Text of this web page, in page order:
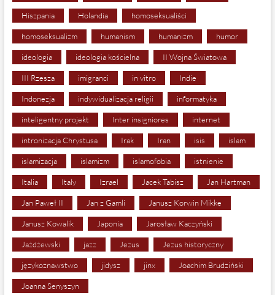
Hiszpania Holandia homoseksualiści
homoseksualizm humanism humanizm humor
ideologia ideologia kościelna II Wojna Światowa
III Rzesza imigranci in vitro Indie
Indonezja indywidualizacja religii informatyka
inteligentny projekt Inter insigniores internet
intronizacja Chrystusa Irak Iran isis islam
islamizacja islamizm islamofobia istnienie
Italia Italy Izrael Jacek Tabisz Jan Hartman
Jan Paweł II Jan z Gamli Janusz Korwin Mikke
Janusz Kowalik Japonia Jarosław Kaczyński
Jażdżewski jazz Jezus Jezus historyczny
językoznawstwo jidysz jinx Joachim Brudziński
Joanna Senyszyn